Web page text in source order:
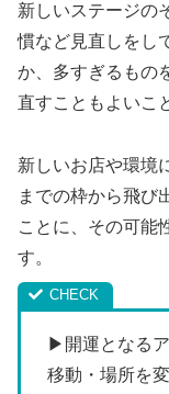
新しいステージの
慣など見直しをし
か、多すぎるもの
直すこともよいこ
新しいお店や環境
までの枠から飛び
ことに、その可能
す。
▶開運となる
移動・場所を